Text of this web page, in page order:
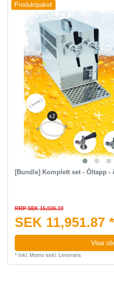
Produktpaket
[Bundle] Komplett set - Öltapp -
RRP SEK 15,026.10
SEK 11,951.87 *
Visa
* Inkl. Moms exkl. Leverans